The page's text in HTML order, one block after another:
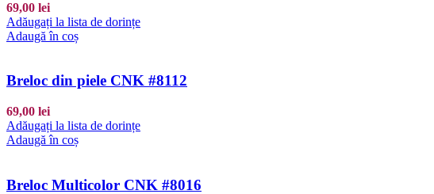
69,00 lei
Adăugați la lista de dorințe
Adaugă în coș
Breloc din piele CNK #8112
69,00 lei
Adăugați la lista de dorințe
Adaugă în coș
Breloc Multicolor CNK #8016